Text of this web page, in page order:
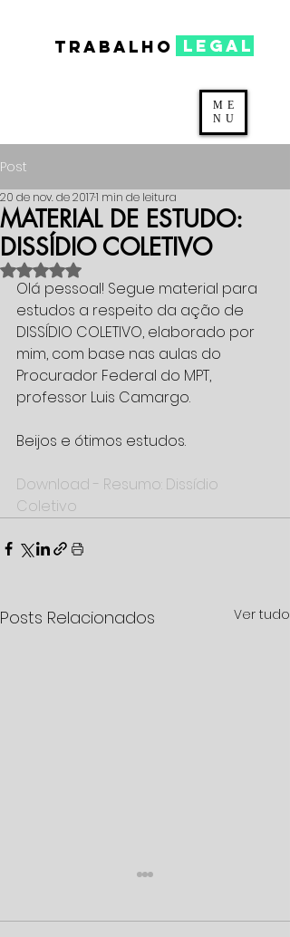
TRABALHO legal
ME
NU
Post
MATERIAL DE ESTUDO:
DISSÍDIO COLETIVO
20 de nov. de 20171 min de leitura
Avaliado com NaN de 5 estrelas.
Olá pessoal! Segue material para
estudos a respeito da ação de
DISSÍDIO COLETIVO, elaborado por
mim, com base nas aulas do
Procurador Federal do MPT,
professor Luis Camargo.
Beijos e ótimos estudos.
Download - Resumo: Dissídio
Coletivo
Posts Relacionados Ver tudo